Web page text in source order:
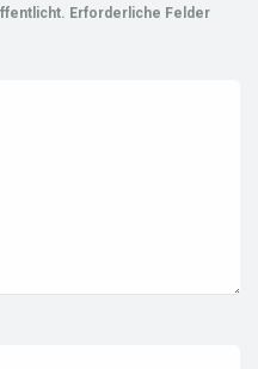
Erforderliche Felder